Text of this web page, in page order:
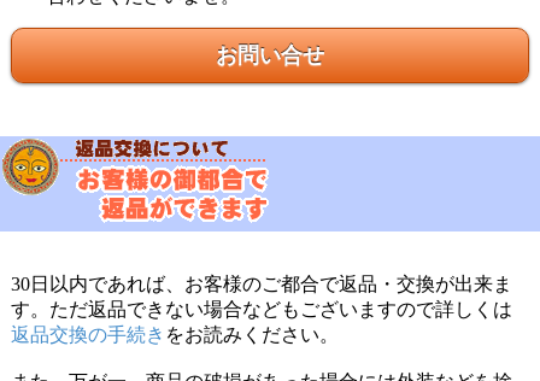
お問い合せ
30日以内であれば、お客様のご都合で返品・交換が出来ま
す。ただ返品できない場合などもございますので詳しくは
返品交換の手続き をお読みください。